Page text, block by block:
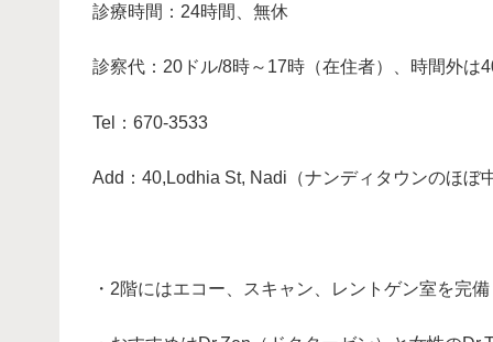
診療時間：24時間、無休
診察代：20ドル/8時～17時（在住者）、時間外は
Tel：670-3533
Add：40,Lodhia St, Nadi（ナンディタウンのほぼ
・2階にはエコー、スキャン、レントゲン室を完備